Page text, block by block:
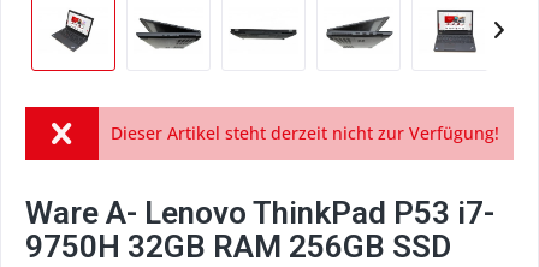
Dieser Artikel steht derzeit nicht zur Verfügung!
Ware A- Lenovo ThinkPad P53 i7-
9750H 32GB RAM 256GB SSD